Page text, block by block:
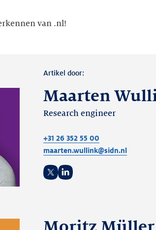
van .nl!
Artikel door:
Maarten
Research engineer
+31 26 352 55 00
maarten.wullink@sidn.nl